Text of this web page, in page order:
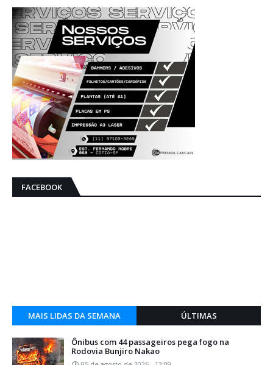
FACEBOOK
MAIS LIDAS DA SEMANA ÚLTIMAS
Ônibus com 44 passageiros pega fogo na
Rodovia Bunjiro Nakao